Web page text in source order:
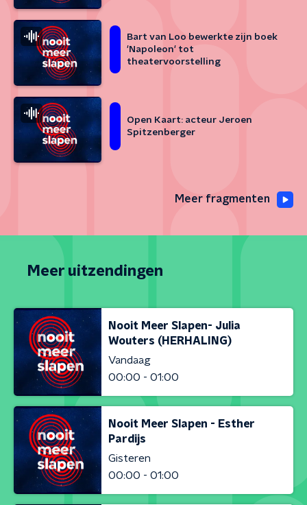
Bart van Loo bewerkte zijn boek
'Napoleon' tot
theatervoorstelling
Open Kaart: acteur Jeroen
Spitzenberger
Meer fragmenten
Meer uitzendingen
Nooit Meer Slapen- Julia
Wouters (HERHALING)
Vandaag
00:00 - 01:00
Nooit Meer Slapen - Esther
Pardijs
Gisteren
00:00 - 01:00